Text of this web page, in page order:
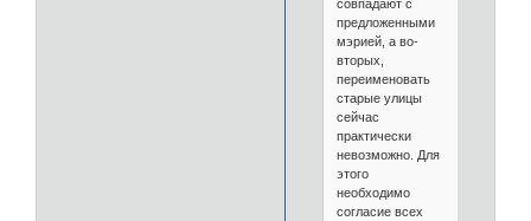
совпадают с
предложенными
мэрией, а во-
вторых,
переименовать
старые улицы
сейчас
практически
невозможно. Для
этого
необходимо
согласие всех